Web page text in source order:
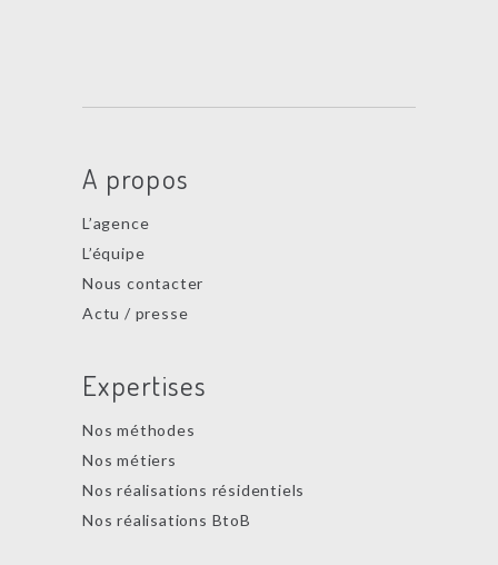
A propos
L’agence
L’équipe
Nous contacter
Actu / presse
Expertises
Nos méthodes
Nos métiers
Nos réalisations résidentiels
Nos réalisations BtoB